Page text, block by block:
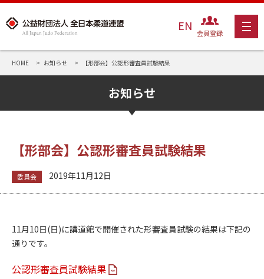
EN 会員登録
HOME お知らせ 【形部会】公認形審査員試験結果
お知らせ
【形部会】公認形審査員試験結果
委員会 2019年11月12日
11月10日(日)に講道館で開催された形審査員試験の結果は下記の
通りです。
公認形審査員試験結果